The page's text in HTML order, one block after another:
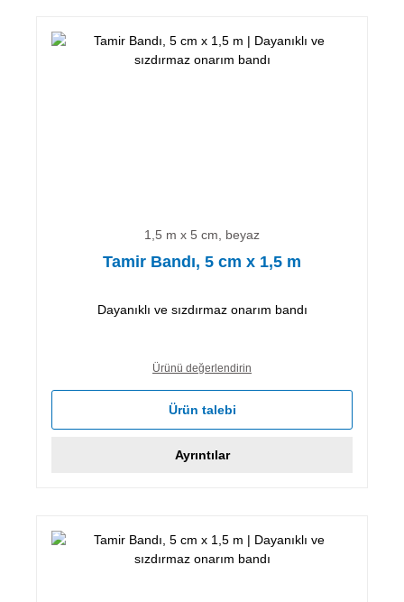
1,5 m x 5 cm, beyaz
Tamir Bandı, 5 cm x 1,5 m
Dayanıklı ve sızdırmaz onarım bandı
Ürünü değerlendirin
Ürün talebi
Ayrıntılar